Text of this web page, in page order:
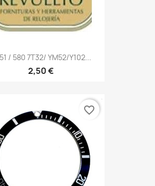
/ 580 7T32/ YM52/Y102...
2,50 €
favorite_border